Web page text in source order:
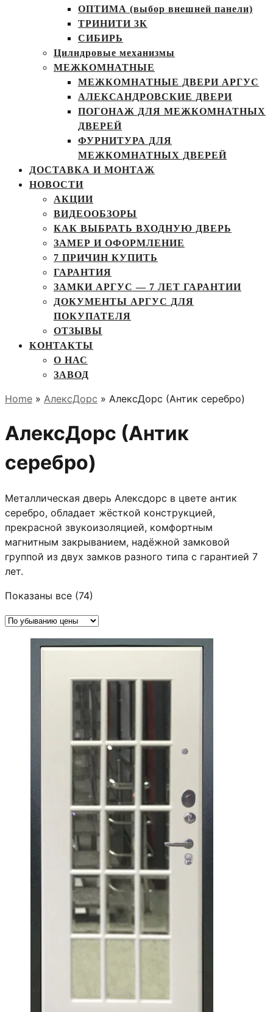
ОПТИМА (выбор внешней панели)
ТРИНИТИ 3К
СИБИРЬ
Цилндровые механизмы
МЕЖКОМНАТНЫЕ
МЕЖКОМНАТНЫЕ ДВЕРИ АРГУС
АЛЕКСАНДРОВСКИЕ ДВЕРИ
ПОГОНАЖ ДЛЯ МЕЖКОМНАТНЫХ
ДВЕРЕЙ
ФУРНИТУРА ДЛЯ
МЕЖКОМНАТНЫХ ДВЕРЕЙ
ДОСТАВКА И МОНТАЖ
НОВОСТИ
АКЦИИ
ВИДЕООБЗОРЫ
КАК ВЫБРАТЬ ВХОДНУЮ ДВЕРЬ
ЗАМЕР И ОФОРМЛЕНИЕ
7 ПРИЧИН КУПИТЬ
ГАРАНТИЯ
ЗАМКИ АРГУС — 7 ЛЕТ ГАРАНТИИ
ДОКУМЕНТЫ АРГУС ДЛЯ
ПОКУПАТЕЛЯ
ОТЗЫВЫ
КОНТАКТЫ
О НАС
ЗАВОД
Home » АлексДорс » АлексДорс (Антик серебро)
АлексДорс (Антик
серебро)
Металлическая дверь Алексдорс в цвете антик
серебро, обладает жёсткой конструкцией,
прекрасной звукоизоляцией, комфортным
магнитным закрыванием, надёжной замковой
группой из двух замков разного типа с гарантией 7
лет.
Показаны все (74)
убыванию